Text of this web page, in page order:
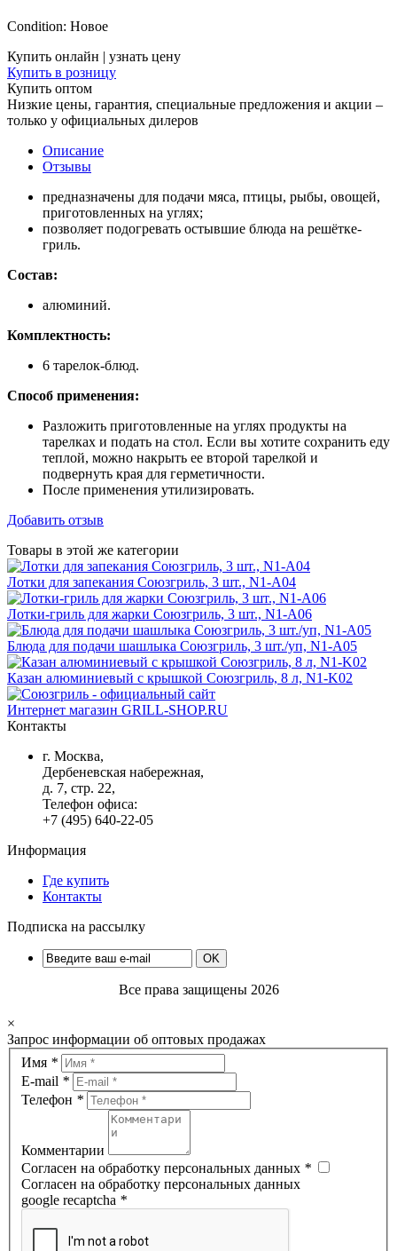
Condition: Новое
Купить онлайн | узнать цену
Купить в розницу
Купить оптом
Низкие цены, гарантия, специальные предложения и акции –
только у официальных дилеров
Описание
Отзывы
предназначены для подачи мяса, птицы, рыбы, овощей,
приготовленных на углях;
позволяет подогревать остывшие блюда на решётке-
гриль.
Состав:
алюминий.
Комплектность:
6 тарелок-блюд.
Способ применения:
Разложить приготовленные на углях продукты на
тарелках и подать на стол. Если вы хотите сохранить еду
теплой, можно накрыть ее второй тарелкой и
подвернуть края для герметичности.
После применения утилизировать.
Добавить отзыв
Товары в этой же категории
Лотки для запекания Союзгриль, 3 шт., N1-A04
Лотки-гриль для жарки Союзгриль, 3 шт., N1-A06
Блюда для подачи шашлыка Союзгриль, 3 шт./уп, N1-A05
Казан алюминиевый с крышкой Союзгриль, 8 л, N1-K02
Интернет магазин GRILL-SHOP.RU
Контакты
г. Москва,
Дербеневская набережная,
д. 7, стр. 22,
Телефон офиса:
+7 (495) 640-22-05
Информация
Где купить
Контакты
Подписка на рассылку
OK
Все права защищены 2026
×
Запрос информации об оптовых продажах
Имя *
E-mail *
Телефон *
Комментарии
Согласен на обработку персональных данных *
Согласен на обработку персональных данных
google recaptcha *